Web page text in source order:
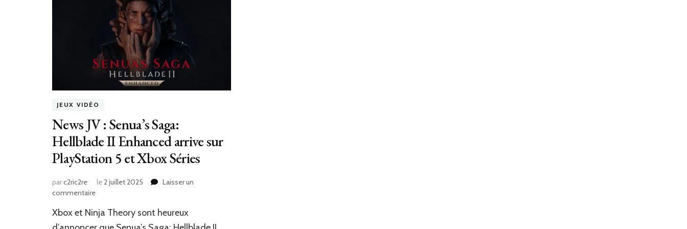
JEUX VIDÉO
News JV : Senua’s Saga:
Hellblade II Enhanced arrive sur
PlayStation 5 et Xbox Séries
parc2ric2re le2 juillet 2025
Laisser un
commentairesur
JV
:
Xbox et Ninja Theory sont heureux